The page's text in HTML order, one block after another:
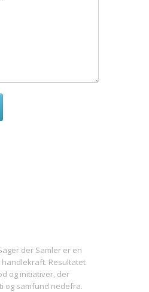
der Samler er en
Resultatet
og initiativer, der
og samfund nedefra.